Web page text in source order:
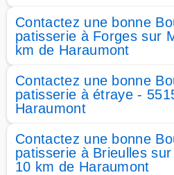
Contactez une bonne
patisserie à Forges sur
km de Haraumont
Contactez une bonne
patisserie à étraye -
Haraumont
Contactez une bonne
patisserie à Brieulles
10 km de Haraumont